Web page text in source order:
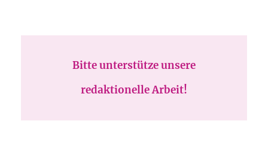
Bitte unterstütze unsere
redaktionelle Arbeit!